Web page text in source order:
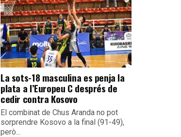
La sots-18 masculina es penja la
plata a l’Europeu C després de
cedir contra Kosovo
El combinat de Chus Aranda no pot
sorprendre Kosovo a la final (91-49),
però...